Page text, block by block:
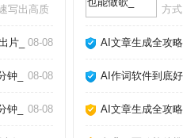
写出高质
初的怀疑
你突破灵
片_ 08-08
_ 08-08
_ 08-08
方
不
让
AI文章生成全攻
AI作词软件到底
AI文章生成全攻